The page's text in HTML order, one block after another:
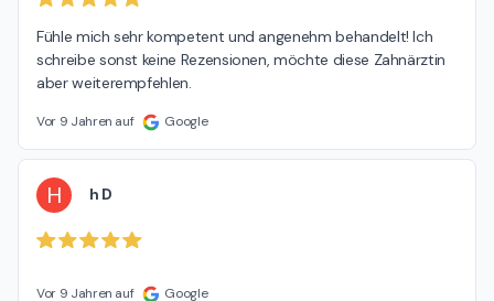
Fühle mich sehr kompetent und angenehm behandelt! Ich
schreibe sonst keine Rezensionen, möchte diese Zahnärztin
aber weiterempfehlen.
Vor 9 Jahren auf Google
H h D
Vor 9 Jahren auf Google